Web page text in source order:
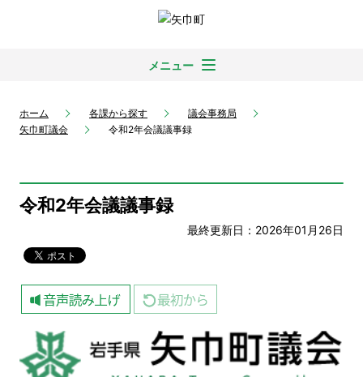
メニュー
ホーム 各課から探す
議会事務局
矢巾町議会
令和2年会議議事録
令和2年会議議事録
最終更新日：2026年01月26日